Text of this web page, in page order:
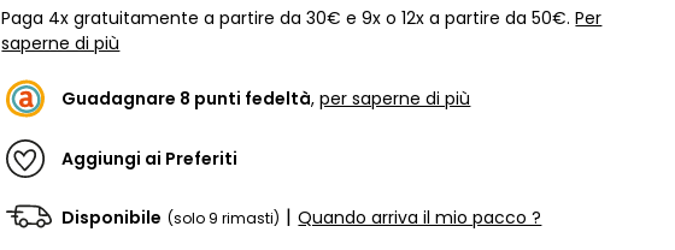
Paga 4x gratuitamente a partire da 30€ e 9x o 12x a partire da 50€.Per
saperne di più
Guadagnare 8 punti fedeltà,per saperne di più
Aggiungi ai Preferiti
Disponibile (solo 9 rimasti) | Quando arriva il mio pacco ?